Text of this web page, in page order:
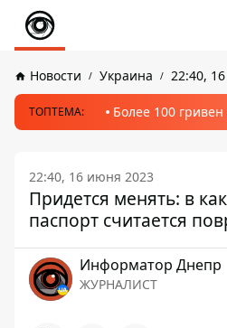
Новости Украина 22:40,
ТОПТЕМА: Более 100
22:40, 16 июня 2023
Придется менять: в
паспорт считается
Информатор Днепр
ЖУРНАЛИСТ